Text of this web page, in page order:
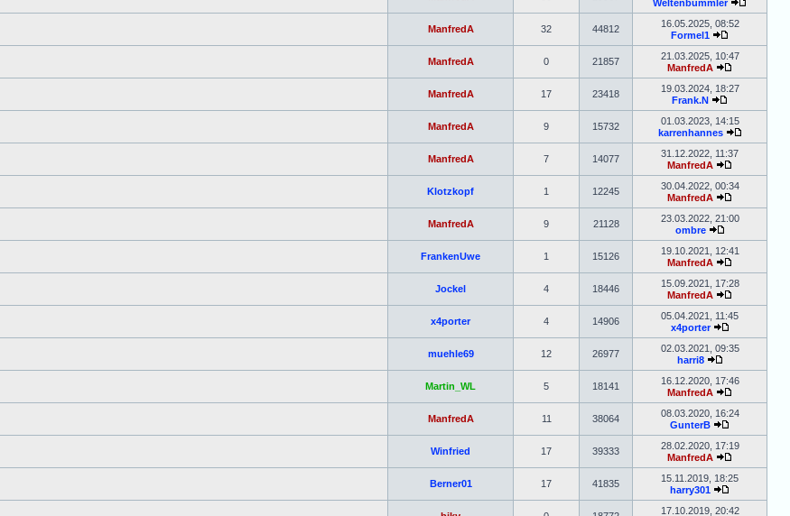
Weltenbummler
ManfredA 32 44812
16.05.2025, 08:52
Formel1
ManfredA 0 21857
21.03.2025, 10:47
ManfredA
ManfredA 17 23418
19.03.2024, 18:27
Frank.N
ManfredA 9 15732
01.03.2023, 14:15
karrenhannes
ManfredA 7 14077
31.12.2022, 11:37
ManfredA
Klotzkopf 1 12245
30.04.2022, 00:34
ManfredA
ManfredA 9 21128
23.03.2022, 21:00
ombre
FrankenUwe 1 15126
19.10.2021, 12:41
ManfredA
Jockel 4 18446
15.09.2021, 17:28
ManfredA
x4porter 4 14906
05.04.2021, 11:45
x4porter
muehle69 12 26977
02.03.2021, 09:35
harri8
Martin_WL 5 18141
16.12.2020, 17:46
ManfredA
ManfredA 11 38064
08.03.2020, 16:24
GunterB
Winfried 17 39333
28.02.2020, 17:19
ManfredA
Berner01 17 41835
15.11.2019, 18:25
harry301
17.10.2019, 20:42